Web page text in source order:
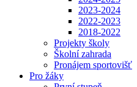
2023-2024
2022-2023
2018-2022
Projekty školy
Školní zahrada
Pronájem sportovišť
Pro žáky